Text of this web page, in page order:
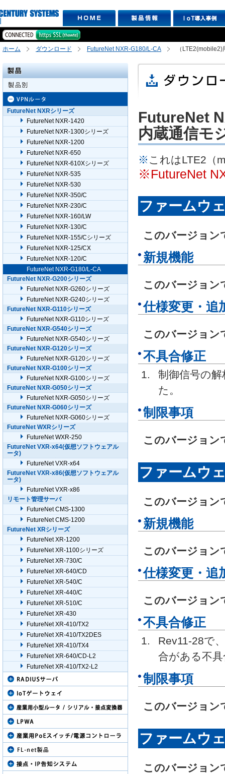
ホーム ダウンロード FutureNet NXR-G180/L-CA （
FutureNet
内蔵通信モ
※ これはLTE2（
※FutureNet
ファームウ
このバージョン
新規機能
このバージョン
仕様変更・追
このバージョン
不具合修正
制御信号の
た。
制限事項
このバージョン
ファームウ
このバージョン
新規機能
このバージョン
仕様変更・追
このバージョン
不具合修正
Rev11-28で
合がある不
制限事項
このバージョン
ファームウ
このバージョン
FutureNet NXRシリーズ
FutureNet NXR-1420
FutureNet NXR-1300シリーズ
FutureNet NXR-1200
FutureNet NXR-650
FutureNet NXR-610Xシリーズ
FutureNet NXR-535
FutureNet NXR-530
FutureNet NXR-350/C
FutureNet NXR-230/C
FutureNet NXR-160/LW
FutureNet NXR-130/C
FutureNet NXR-155/Cシリーズ
FutureNet NXR-125/CX
FutureNet NXR-120/C
FutureNet NXR-G180/L-CA
FutureNet NXR-G200シリーズ
FutureNet NXR-G260シリーズ
FutureNet NXR-G240シリーズ
FutureNet NXR-G110シリーズ
FutureNet NXR-G110シリーズ
FutureNet NXR-G540シリーズ
FutureNet NXR-G540シリーズ
FutureNet NXR-G120シリーズ
FutureNet NXR-G120シリーズ
FutureNet NXR-G100シリーズ
FutureNet NXR-G100シリーズ
FutureNet NXR-G050シリーズ
FutureNet NXR-G050シリーズ
FutureNet NXR-G060シリーズ
FutureNet NXR-G060シリーズ
FutureNet WXRシリーズ
FutureNet WXR-250
FutureNet VXR-x64(仮想ソフトウェアル
ータ)
FutureNet VXR-x64
FutureNet VXR-x86(仮想ソフトウェアル
ータ)
FutureNet VXR-x86
リモート管理サーバ
FutureNet CMS-1300
FutureNet CMS-1200
FutureNet XRシリーズ
FutureNet XR-1200
FutureNet XR-1100シリーズ
FutureNet XR-730/C
FutureNet XR-640/CD
FutureNet XR-540/C
FutureNet XR-440/C
FutureNet XR-510/C
FutureNet XR-430
FutureNet XR-410/TX2
FutureNet XR-410/TX2DES
FutureNet XR-410/TX4
FutureNet XR-640/CD-L2
FutureNet XR-410/TX2-L2